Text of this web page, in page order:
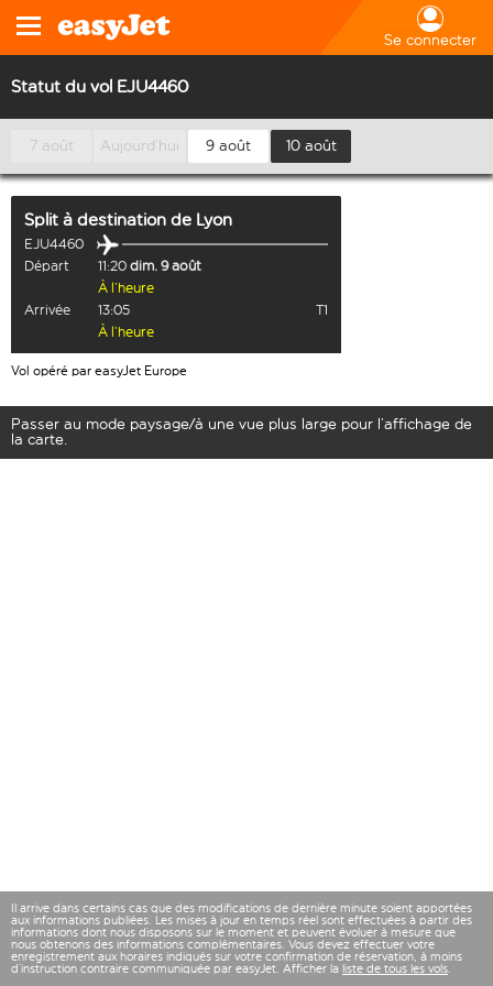
Se connecter
Statut du vol EJU4460
7 août Aujourd’hui 9 août 10 août
Split à destination de Lyon
EJU4460
Départ
11:20 dim. 9 août
À l’heure
Arrivée
13:05
T1
À l’heure
Vol opéré par easyJet Europe
Passer au mode paysage/à une vue plus large pour l’affichage de
la carte.
Il arrive dans certains cas que des modifications de dernière minute soient apportées
aux informations publiées. Les mises à jour en temps réel sont effectuées à partir des
informations dont nous disposons sur le moment et peuvent évoluer à mesure que
nous obtenons des informations complémentaires. Vous devez effectuer votre
enregistrement aux horaires indiqués sur votre confirmation de réservation, à moins
d’instruction contraire communiquée par easyJet. Afficher la liste de tous les vols.